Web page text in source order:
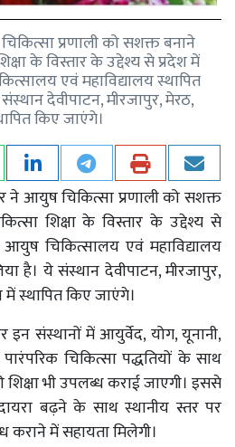
प्रणाली को सशक्त बनाने
के विस्तार के उद्देश्य से प्रदेश में
एवं महाविद्यालय स्थापित
देवीपाटन, मीरजापुर, मेरठ,
किए जाएंगे।
ने आयुष चिकित्सा प्रणाली को सशक्त
शिक्षा के विस्तार के उद्देश्य से
चिकित्सालय एवं महाविद्यालय
है। ये संस्थान देवीपाटन, मीरजापुर,
स्थापित किए जाएंगे।
संस्थानों में आयुर्वेद, योग, यूनानी,
चिकित्सा पद्धतियों के साथ
भी उपलब्ध कराई जाएगी। इससे
बढ़ने के साथ स्थानीय स्तर पर
कराने में सहायता मिलेगी।